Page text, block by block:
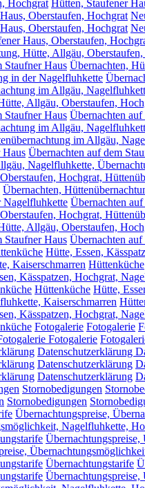
Hochgrat Hütten, Staufener
Oberstaufen, Hochgrat
Oberstaufen, Hochgrat
Haus, Oberstaufen,
Hütte, Allgäu,
Staufner Haus Übernachten,
in der Nagelfluhkette
im Allgäu,
Allgäu, Oberstaufen,
Staufner Haus Übernachten
im Allgäu,
im Allgäu,
Haus Übernachten auf dem
Nagelfluhkette,
Hochgrat,
Übernachten,
Nagelfluhkette Übernachten
Hochgrat,
Allgäu, Oberstaufen,
Staufner Haus Übernachten
Hütte, Essen,
Kaiserschmarren Hüttenküche
Kässpatzen, Hochgrat,
Hüttenküche Hütte,
Kaiserschmarren
Kässpatzen, Hochgrat,
Fotogalerie Fotogalerie
Fotogalerie
Datenschutzerklärung
Datenschutzerklärung
Datenschutzerklärung
Stornobedigungen
Stornobedigungen
Übernachtungspreise,
Nagelfluhkette,
Übernachtungstarife